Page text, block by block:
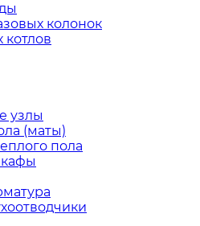
колонок
узлы
(маты)
пола